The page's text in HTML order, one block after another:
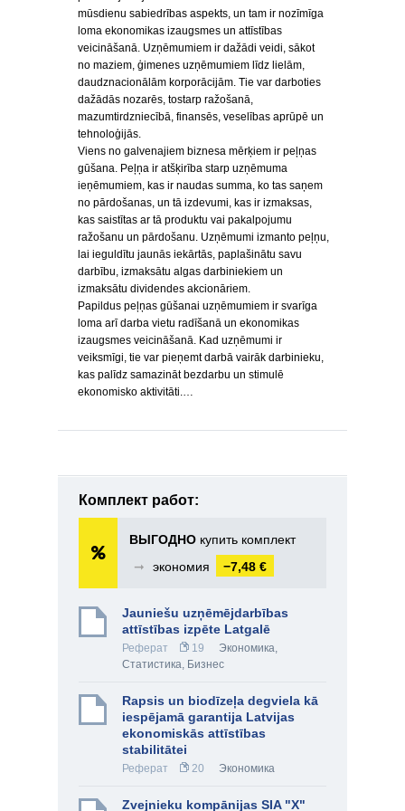
mūsdienu sabiedrības aspekts, un tam ir nozīmīga
loma ekonomikas izaugsmes un attīstības
veicināšanā. Uzņēmumiem ir dažādi veidi, sākot
no maziem, ģimenes uzņēmumiem līdz lielām,
daudznacionālām korporācijām. Tie var darboties
dažādās nozarēs, tostarp ražošanā,
mazumtirdzniecībā, finansēs, veselības aprūpē un
tehnoloģijās.
Viens no galvenajiem biznesa mērķiem ir peļņas
gūšana. Peļņa ir atšķirība starp uzņēmuma
ieņēmumiem, kas ir naudas summa, ko tas saņem
no pārdošanas, un tā izdevumi, kas ir izmaksas,
kas saistītas ar tā produktu vai pakalpojumu
ražošanu un pārdošanu. Uzņēmumi izmanto peļņu,
lai ieguldītu jaunās iekārtās, paplašinātu savu
darbību, izmaksātu algas darbiniekiem un
izmaksātu dividendes akcionāriem.
Papildus peļņas gūšanai uzņēmumiem ir svarīga
loma arī darba vietu radīšanā un ekonomikas
izaugsmes veicināšanā. Kad uzņēmumi ir
veiksmīgi, tie var pieņemt darbā vairāk darbinieku,
kas palīdz samazināt bezdarbu un stimulē
ekonomisko aktivitāti.…
Комплект работ:
ВЫГОДНО купить комплект
➞
экономия −7,48 €
Jauniešu uzņēmējdarbības
attīstības izpēte Latgalē
Реферат 19 Экономика,
Статистика, Бизнес
Rapsis un biodīzeļa degviela kā
iespējamā garantija Latvijas
ekonomiskās attīstības
stabilitātei
Реферат 20 Экономика
Zvejnieku kompānijas SIA "X"